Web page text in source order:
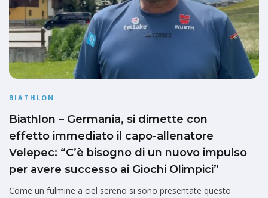
BIATHLON
Biathlon – Germania, si dimette con
effetto immediato il capo-allenatore
Velepec: “C’è bisogno di un nuovo impulso
per avere successo ai Giochi Olimpici”
Come un fulmine a ciel sereno si sono presentate questo